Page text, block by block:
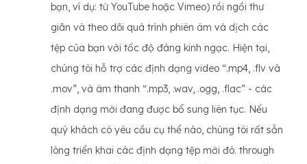
bạn, ví dụ: từ YouTube hoặc Vimeo) rồi ngồi thư
giãn và theo dõi quá trình phiên âm và dịch các
tệp của bạn với tốc độ đáng kinh ngạc. Hiện tại,
chúng tôi hỗ trợ các định dạng video “.mp4, .flv và
.mov”, và âm thanh “.mp3, .wav, .ogg, .flac” - các
định dạng mới đang được bổ sung liên tục. Nếu
quý khách có yêu cầu cụ thể nào, chúng tôi rất sẵn
lòng triển khai các định dạng tệp mới đó. through